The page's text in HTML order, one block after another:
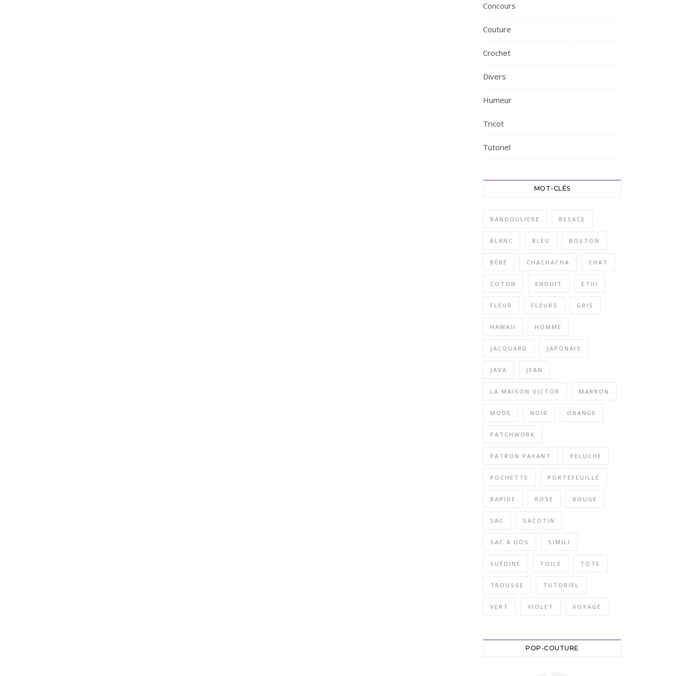
Concours
Couture
Crochet
Divers
Humeur
Tricot
Tutoriel
MOT-CLÉS
BANDOULIERE BESACE
BLANC BLEU BOSTON
BÉBÉ CHACHACHA CHAT
COTON ENDUIT ETUI
FLEUR FLEURS GRIS
HAWAII HOMME
JACQUARD JAPONAIS
JAVA JEAN
LA MAISON VICTOR MARRON
MODE NOIR ORANGE
PATCHWORK
PATRON PAYANT PELUCHE
POCHETTE PORTEFEUILLE
RAPIDE ROSE ROUGE
SAC SACOTIN
SAC À DOS SIMILI
SUÉDINE TOILE TOTE
TROUSSE TUTORIEL
VERT VIOLET VOYAGE
POP-COUTURE